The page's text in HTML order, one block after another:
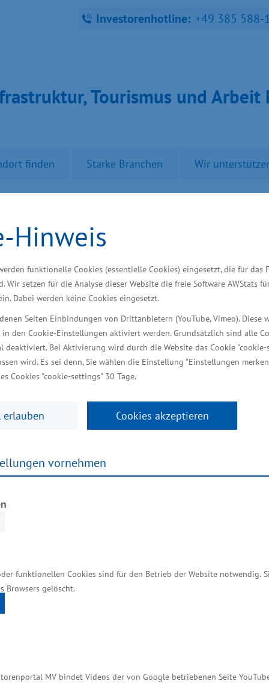
Hinweis
funktionelle Cookies (essentielle Cookies) eingesetzt, die für das
Wir setzen für die Analyse dieser Website die freie Software AWStats
Dabei werden keine Cookies eingesetzt.
Seiten Einbindungen von Drittanbietern (YouTube, Vimeo). Diese
in den Cookie-Einstellungen aktiviert werden. Grundsätzlich sind alle
Bei Aktivierung wird durch die Website das Cookie "cookie-
wird. Es sei denn, Sie wählen die Einstellung "Einstellungen
Cookies "cookie-settings" 30 Tage.
erlauben Cookies akzeptieren
vornehmen
funktionellen Cookies sind für den Betrieb der Website notwendig.
Browsers gelöscht.
MV bindet Videos der von Google betriebenen Seite
Investorenhotline: +49 385 588-
Tou­ris­mus und Ar­beit
finden Starke Branchen Wir
MV
die perfekte Gelegen­heit,
23.04.2025
Heute, am Mittwoch, den 23. April 2025, hat Dr.
Infrastruktur, Tourismus und Arbeit, bei einem
Schwerin einen Ausblick auf das Programm des 10.
„Ganz klar. Erneuerbar“ finden am Samstag, den
Dr. Wolfgang Blank: „Der EnergieTag MV ist die
Energien und die Energiewende vor Ort hautnah
auf eine Windenergieanlage zu klettern oder einen
zehnten Jahr hätten die beteiligten Initiativen,
viel Engagement ein buntes und spannendes
Dr. Blank: „Die Energiewende ist eine große
Unternehmen werden sich in Zukunft dort
Wind und unsere Sonne werden zum
des Weges der Energiewende“
der erneuerbaren Energien“ werde auch das
das Ziel, dass die Gemeinden und ihre
oder ein Solarpark gebaut